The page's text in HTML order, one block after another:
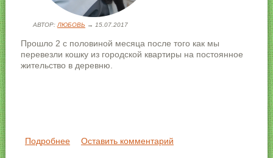
АВТОР: ЛЮБОВЬ → 15.07.2017
Прошло 2 с половиной месяца после того как мы
перевезли кошку из городской квартиры на постоянное
жительство в деревню.
Подробнеео Кошка после переезда в деревню
Оставить комментарий